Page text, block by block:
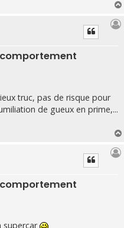
truc, pas de risque pour
de gueux en prime,...
supercar